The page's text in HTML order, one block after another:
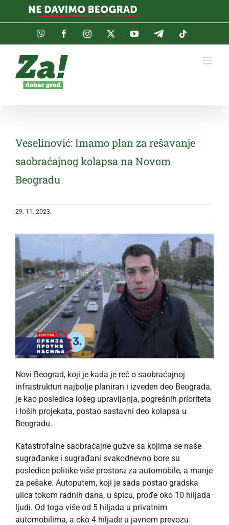
Viber FacebookInstagramTwitterYouTubeTelegram
Veselinović: Imamo plan za rešavanje
saobraćajnog kolapsa na Novom
Beogradu
29. 11. 2023.
Novi Beograd, koji je kada je reč o saobraćajnoj
infrastrukturi najbolje planiran i izveden deo Beograda,
je kao posledica lošeg upravljanja, pogrešnih prioriteta
i loših projekata, postao sastavni deo kolapsa u
Beogradu.
Katastrofalne saobraćajne gužve sa kojima se naše
sugrađanke i sugrađani svakodnevno bore su
posledice politike više prostora za automobile, a manje
za pešake. Autoputem, koji je sada postao gradska
ulica tokom radnih dana, u špicu, prođe oko 10 hiljada
ljudi. Od toga više od 5 hiljada u privatnim
automobilima, a oko 4 hiljade u javnom prevozu.